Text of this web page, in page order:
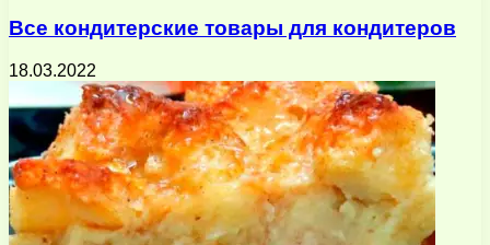
Все кондитерские товары для кондитеров
18.03.2022